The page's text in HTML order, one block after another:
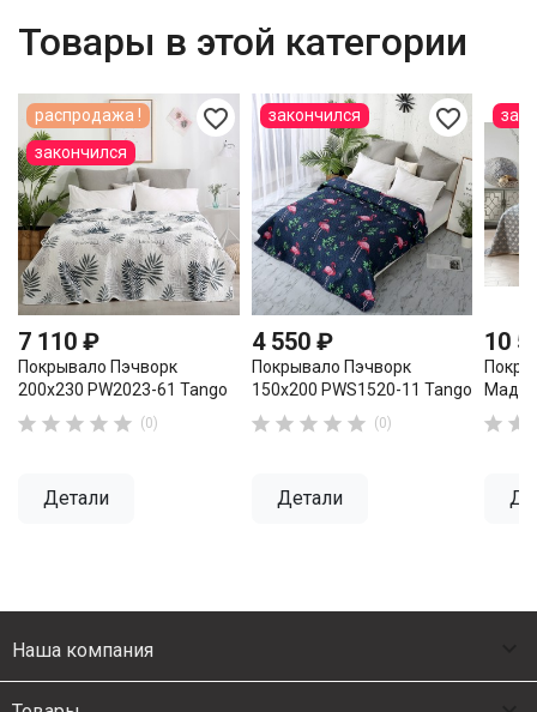
Товары в этой категории
favorite_border
7 110 ₽
Покрывало Пэчворк
200х230 PW2023-61 Tango
     (0)
Детали
распродажа !
закончился
favorite_border
4 550 ₽
Покрывало Пэчворк
150х200 PWS1520-11 Tango
     (0)
Детали
закончился
10
 
Наша компания